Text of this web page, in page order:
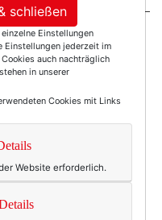
die Sonne, aber
wahren
nicht von
Herbstelei
sehr drückte das
auf die Laune.
schließen
Einstellungen
Einstellungen jederzeit im
auch nachträglich
in unserer
Cookies mit Links
Website erforderlich.